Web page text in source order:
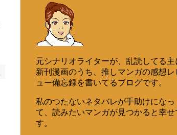
元シナリオライターが、乱読してる主
新刊漫画のうち、推しマンガの感想レ
ュー備忘録を書いてるブログです。
私のつたないネタバレが手助けになっ
て、読みたいマンガが見つかると幸せ
す。